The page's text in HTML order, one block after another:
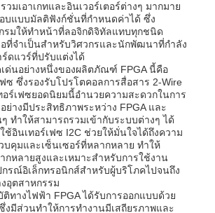
วมเอาเกทและอินเวอร์เตอร์ต่างๆ มากมาย
บแบบมัลติฟังก์ชั่นที่กำหนดค่าได้ ซึ่ง
รมให้ทำหน้าที่ลอจิกดิจิทัลแทบทุกชนิด
อที่จำเป็นสำหรับวิศวกรและนักพัฒนาที่กำลัง
ดแวร์ที่ปรับแต่งได้
นอย่างหนึ่งของผลิตภัณฑ์ FPGA นี้คือ
ซ ซึ่งรองรับโปรโตคอลการสื่อสาร 2-Wire
อร์เฟซยอดนิยมนี้อำนวยความสะดวกในการ
ย่างมีประสิทธิภาพระหว่าง FPGA และ
ทำให้สามารถรวมเข้ากับระบบต่างๆ ได้
ช้อินเทอร์เฟซ I2C ช่วยให้มั่นใจได้ถึงความ
บคุมและเซ็นเซอร์ที่หลากหลาย ทำให้
กหลายสูงและเหมาะสำหรับการใช้งาน
รณ์อิเล็กทรอนิกส์สำหรับผู้บริโภคไปจนถึง
อุตสาหกรรม
ทางไฟฟ้า FPGA ได้รับการออกแบบด้วย
งมีส่วนทำให้การทำงานมีเสถียรภาพและ